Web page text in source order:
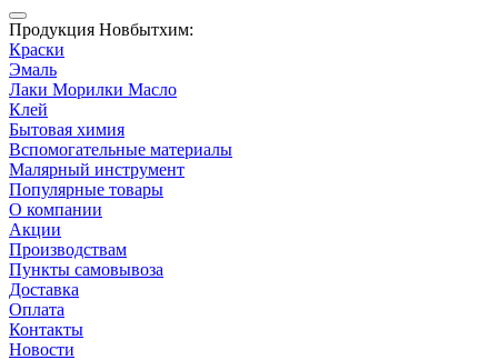
Продукция Новбытхим:
Краски
Эмаль
Лаки Морилки Масло
Клей
Бытовая химия
Вспомогательные материалы
Малярный инструмент
Популярные товары
О компании
Акции
Производствам
Пункты самовывоза
Доставка
Оплата
Контакты
Новости